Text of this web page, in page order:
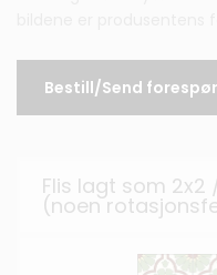
Bestill/Send
Flis lagt som
(noen